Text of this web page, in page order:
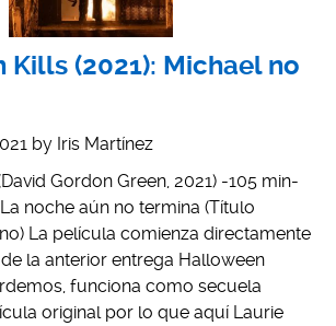
Kills (2021): Michael no
by Iris Martínez
Gordon Green, 2021) -105 min-
noche aún no termina (Título
La película comienza directamente
la anterior entrega Halloween
funciona como secuela
original por lo que aquí Laurie